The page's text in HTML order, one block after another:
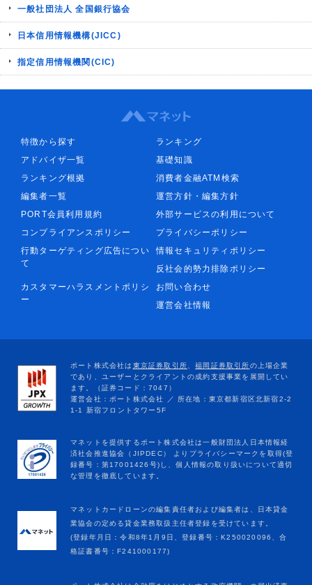
一般社団法人 全国銀行協会
日本信用情報機構(JICC)
指定信用情報機関(CIC)
特徴から探す
ランキング
アドバイザ一覧
基礎知識
ランキング根拠
消費者金融ATM検索
編集者一覧
運営方針・編集方針
PORT会員利用規約
外部サービスの利用について
コンプライアンスポリシー
プライバシーポリシー
行動ターゲティング広告につい
て
情報セキュリティポリシー
反社会的勢力排除ポリシー
カスタマーハラスメントポリシ
ー
お問い合わせ
運営会社情報
マネットカードローンの編集責任者および編集者は、日本貸金
業協会の定める貸金業務取扱主任者登録を受けています。
(登録年月日：令和8年1月9日、登録番号：K250020096、合
格証書番号：F241000177)